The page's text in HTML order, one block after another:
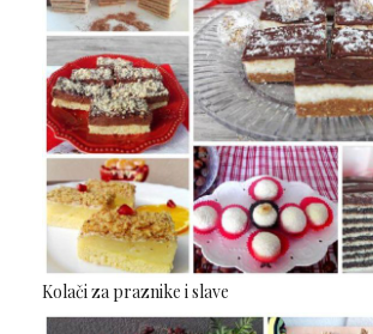
Kolači za praznike i slave